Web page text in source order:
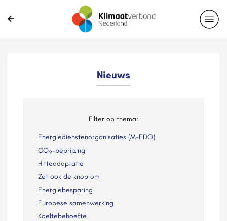
Nieuws
Filter op thema:
Energiedienstenorganisaties (M-EDO)
CO2-beprijzing
Hitteadaptatie
Zet ook de knop om
Energiebesparing
Europese samenwerking
Koeltebehoefte